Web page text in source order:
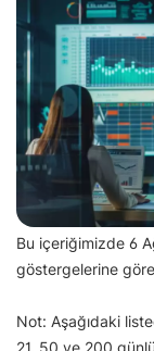
Bu içeriğimizde 6
göstergelerine
Not: Aşağıdaki